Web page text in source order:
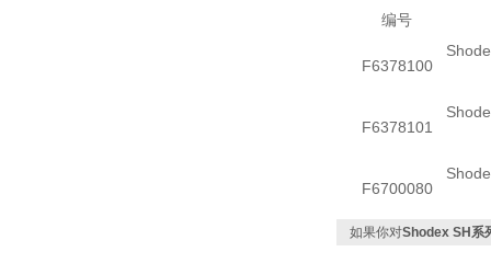
编号
F6378100
F6378101
F6700080
如果你对Shodex SH系